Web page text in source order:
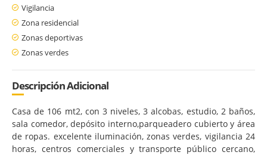
Vigilancia
Zona residencial
Zonas deportivas
Zonas verdes
Descripción Adicional
Casa de 106 mt2, con 3 niveles, 3 alcobas, estudio, 2 baños,
sala comedor, depósito interno,parqueadero cubierto y área
de ropas. excelente iluminación, zonas verdes, vigilancia 24
horas, centros comerciales y transporte público cercano,